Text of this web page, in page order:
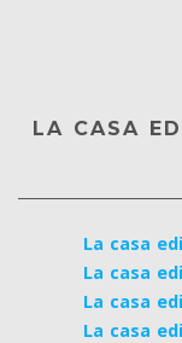
LA CASA
La casa
La casa
La casa
La casa